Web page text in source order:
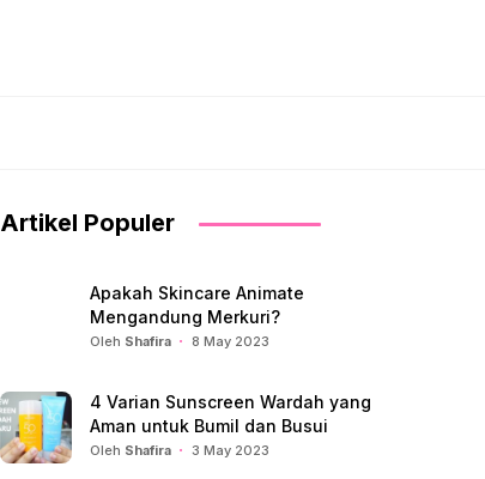
Artikel Populer
Apakah Skincare Animate
Mengandung Merkuri?
Oleh Shafira 8 May 2023
4 Varian Sunscreen Wardah yang
Aman untuk Bumil dan Busui
Oleh Shafira 3 May 2023